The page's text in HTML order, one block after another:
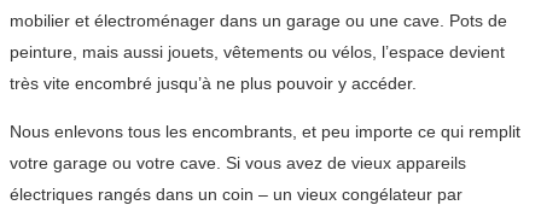
mobilier et électroménager dans un garage ou une cave. Pots de
peinture, mais aussi jouets, vêtements ou vélos, l’espace devient
très vite encombré jusqu’à ne plus pouvoir y accéder.
Nous enlevons tous les encombrants, et peu importe ce qui remplit
votre garage ou votre cave. Si vous avez de vieux appareils
électriques rangés dans un coin – un vieux congélateur par